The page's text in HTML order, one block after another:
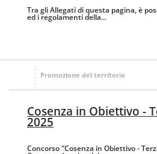
Tra gli Allegati di questa pagina, è
ed i regolamenti della...
Promozione del territorio
Cosenza in Obiettivo -
2025
Concorso "Cosenza in Obiettivo -